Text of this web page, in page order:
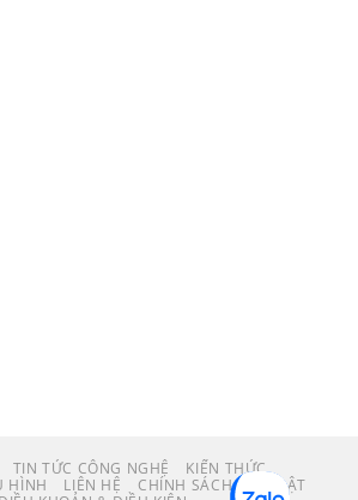
TIN TỨC CÔNG NGHỆ
KIẾN THỨC
HÌNH
LIÊN HỆ
CHÍNH SÁCH BẢO MẬT